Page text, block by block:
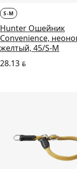
S-M
Hunter Ошейник
Convenience,
желтый, 45/S-M
28.13 BYN